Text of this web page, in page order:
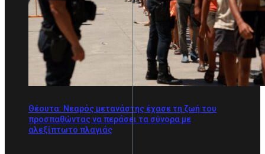
Θέουτα: Νεαρός μετανάστης έχασε τη ζωή του
προσπαθώντας να περάσει τα σύνορα με
αλεξίπτωτο πλαγιάς